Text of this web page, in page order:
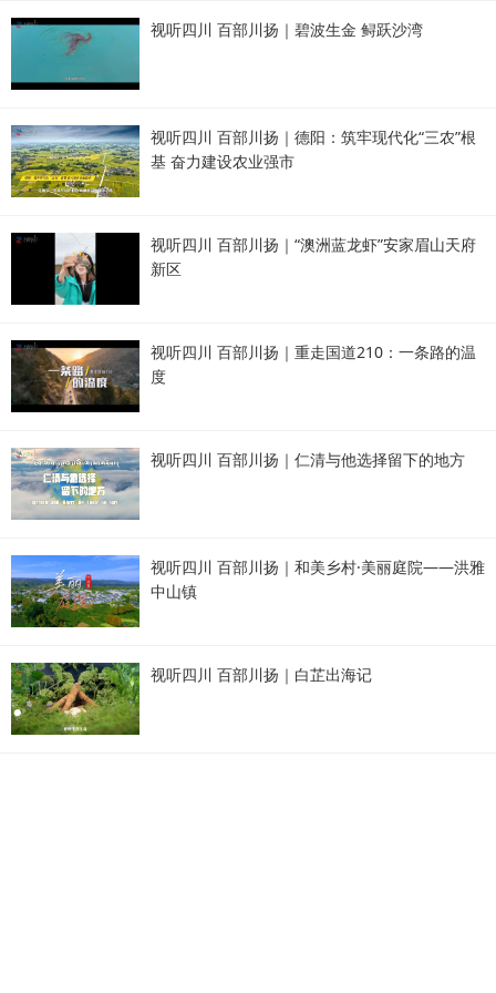
视听四川 百部川扬｜碧波生金 鲟跃沙湾
视听四川 百部川扬｜德阳：筑牢现代化“三农”根
基 奋力建设农业强市
视听四川 百部川扬｜“澳洲蓝龙虾”安家眉山天府
新区
视听四川 百部川扬｜重走国道210：一条路的温
度
视听四川 百部川扬｜仁清与他选择留下的地方
视听四川 百部川扬｜和美乡村·美丽庭院——洪雅
中山镇
视听四川 百部川扬｜白芷出海记